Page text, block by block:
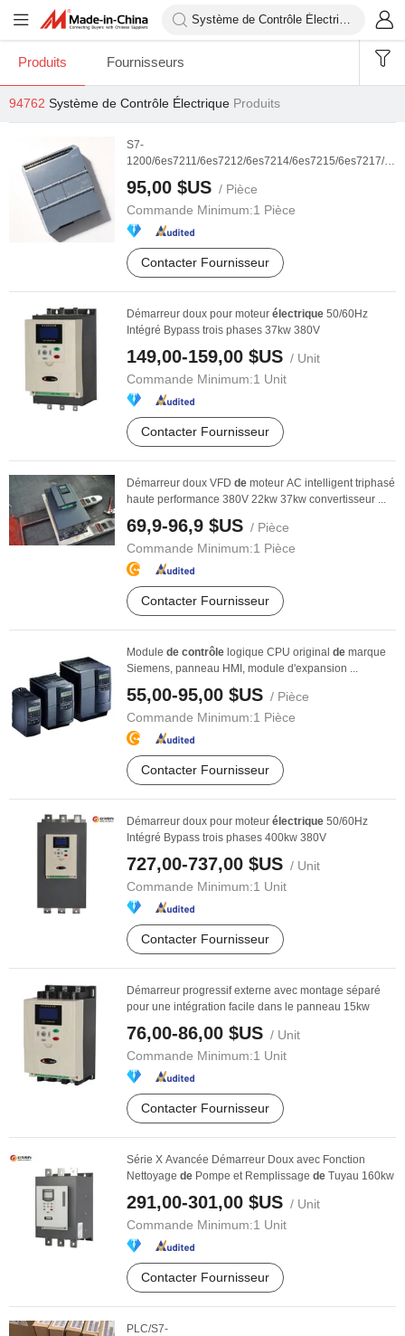
Produits Fournisseurs
94762 Système de Contrôle Électrique Produits
S7-
1200/6es7211/6es7212/6es7214/6es7215/6es7217/
95,00 $US / Pièce
Commande Minimum:1 Pièce
Contacter Fournisseur
Démarreur doux pour moteur électrique 50/60Hz
Intégré Bypass trois phases 37kw 380V
149,00-159,00 $US / Unit
Commande Minimum:1 Unit
Contacter Fournisseur
Démarreur doux VFD de moteur AC intelligent triphasé
haute performance 380V 22kw 37kw convertisseur ...
69,9-96,9 $US / Pièce
Commande Minimum:1 Pièce
Contacter Fournisseur
Module de contrôle logique CPU original de marque
Siemens, panneau HMI, module d'expansion ...
55,00-95,00 $US / Pièce
Commande Minimum:1 Pièce
Contacter Fournisseur
Démarreur doux pour moteur électrique 50/60Hz
Intégré Bypass trois phases 400kw 380V
727,00-737,00 $US / Unit
Commande Minimum:1 Unit
Contacter Fournisseur
Démarreur progressif externe avec montage séparé
pour une intégration facile dans le panneau 15kw
76,00-86,00 $US / Unit
Commande Minimum:1 Unit
Contacter Fournisseur
Série X Avancée Démarreur Doux avec Fonction
Nettoyage de Pompe et Remplissage de Tuyau 160kw
291,00-301,00 $US / Unit
Commande Minimum:1 Unit
Contacter Fournisseur
PLC/S7-